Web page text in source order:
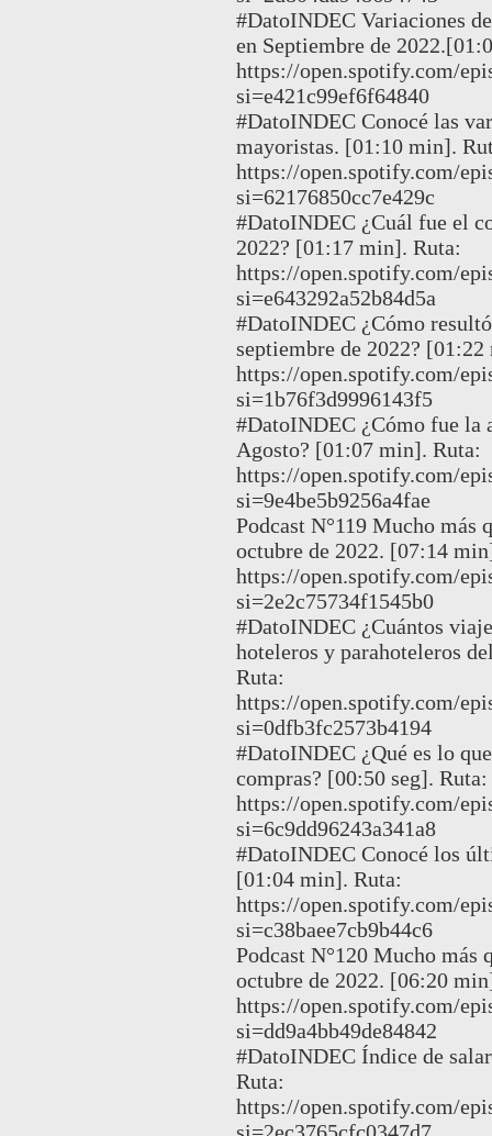
#DatoINDEC Variaciones
en Septiembre de
https://open.spotify.com/
si=e421c99ef6f64840
#DatoINDEC Conocé las
mayoristas. [01:10 min].
https://open.spotify.com/
si=62176850cc7e429c
#DatoINDEC ¿Cuál fue el
2022? [01:17 min]. Ruta:
https://open.spotify.com/
si=e643292a52b84d5a
#DatoINDEC ¿Cómo
septiembre de 2022?
https://open.spotify.com/
si=1b76f3d9996143f5
#DatoINDEC ¿Cómo fue la
Agosto? [01:07 min]. Ruta:
https://open.spotify.com/
si=9e4be5b9256a4fae
Podcast N°119 Mucho más
octubre de 2022. [07:14
https://open.spotify.com/
si=2e2c75734f1545b0
#DatoINDEC ¿Cuántos
hoteleros y parahoteleros
Ruta:
https://open.spotify.com/
si=0dfb3fc2573b4194
#DatoINDEC ¿Qué es lo
compras? [00:50 seg]. Ruta:
https://open.spotify.com/
si=6c9dd96243a341a8
#DatoINDEC Conocé los
[01:04 min]. Ruta:
https://open.spotify.com/
si=c38baee7cb9b44c6
Podcast N°120 Mucho más
octubre de 2022. [06:20
https://open.spotify.com/
si=dd9a4bb49de84842
#DatoINDEC Índice de
Ruta:
https://open.spotify.com/